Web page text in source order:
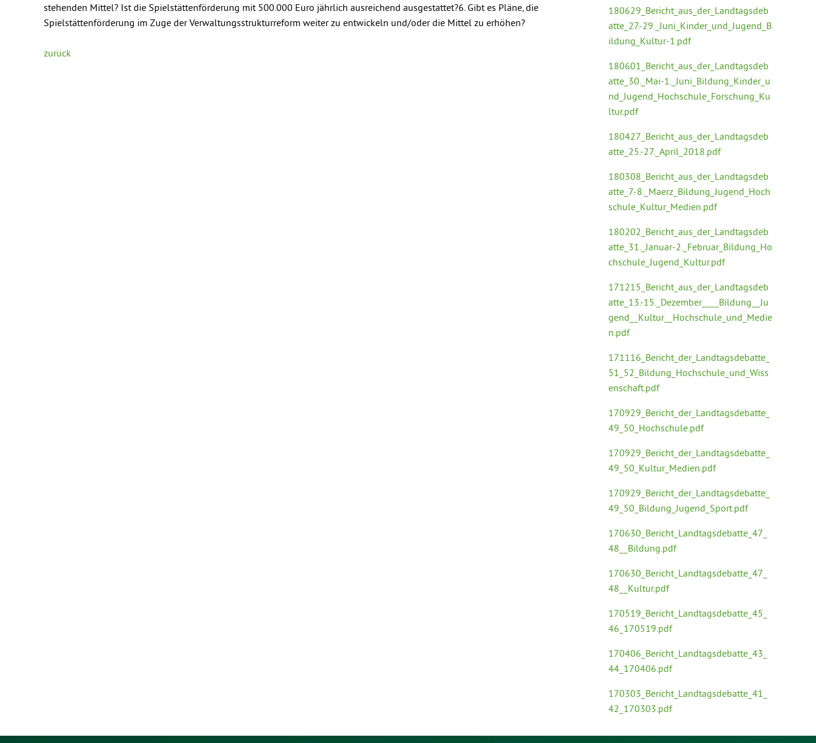
stehenden Mittel? Ist die Spielstättenförderung mit 500.000 Euro jährlich ausreichend ausgestattet?6. Gibt es Pläne, die
Spielstättenförderung im Zuge der Verwaltungsstrukturreform weiter zu entwickeln und/oder die Mittel zu erhöhen?
zurück
180629_Bericht_aus_der_Landtagsdeb
atte_27.-29._Juni_Kinder_und_Jugend_B
ildung_Kultur-1.pdf
180601_Bericht_aus_der_Landtagsdeb
atte_30._Mai-1._Juni_Bildung_Kinder_u
nd_Jugend_Hochschule_Forschung_Ku
ltur.pdf
180427_Bericht_aus_der_Landtagsdeb
atte_25.-27._April_2018.pdf
180308_Bericht_aus_der_Landtagsdeb
atte_7.-8._Maerz_Bildung_Jugend_Hoch
schule_Kultur_Medien.pdf
180202_Bericht_aus_der_Landtagsdeb
atte_31._Januar-2._Februar_Bildung_Ho
chschule_Jugend_Kultur.pdf
171215_Bericht_aus_der_Landtagsdeb
atte_13.-15._Dezember____Bildung__Ju
gend__Kultur__Hochschule_und_Medie
n.pdf
171116_Bericht_der_Landtagsdebatte_
51_52_Bildung_Hochschule_und_Wiss
enschaft.pdf
170929_Bericht_der_Landtagsdebatte_
49_50_Hochschule.pdf
170929_Bericht_der_Landtagsdebatte_
49_50_Kultur_Medien.pdf
170929_Bericht_der_Landtagsdebatte_
49_50_Bildung_Jugend_Sport.pdf
170630_Bericht_Landtagsdebatte_47_
48__Bildung.pdf
170630_Bericht_Landtagsdebatte_47_
48__Kultur.pdf
170519_Bericht_Landtagsdebatte_45_
46_170519.pdf
170406_Bericht_Landtagsdebatte_43_
44_170406.pdf
170303_Bericht_Landtagsdebatte_41_
42_170303.pdf